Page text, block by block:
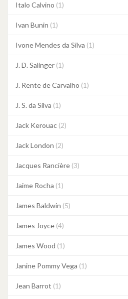
Italo Calvino (1)
Ivan Bunin (1)
Ivone Mendes da Silva (1)
J. D. Salinger (1)
J. Rente de Carvalho (1)
J. S. da Silva (1)
Jack Kerouac (2)
Jack London (2)
Jacques Rancière (3)
Jaime Rocha (1)
James Baldwin (5)
James Joyce (4)
James Wood (1)
Janine Pommy Vega (1)
Jean Barrot (1)